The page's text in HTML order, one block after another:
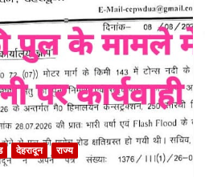
देहरादून राज्य